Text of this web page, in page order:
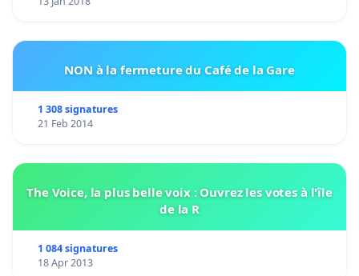
NON à la fermeture du Café de la Gare
1 308 signatures
21 Feb 2014
The Voice, la plus belle voix : Ouvrez les votes à l'île
de la R
1 084 signatures
18 Apr 2013